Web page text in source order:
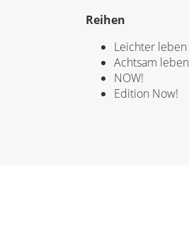
Reihen
Leichter leben
Achtsam leben
NOW!
Edition Now!